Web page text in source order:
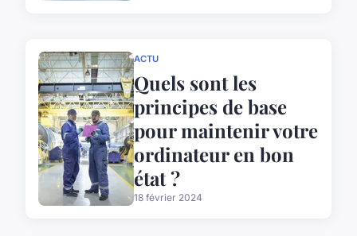
ACTU
Quels sont les
principes de base
pour maintenir votre
ordinateur en bon
état ?
18 février 2024